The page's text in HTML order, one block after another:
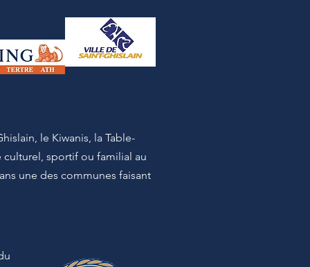
le Kiwanis, la Table-
culturel, sportif ou familial au
une des communes faisant